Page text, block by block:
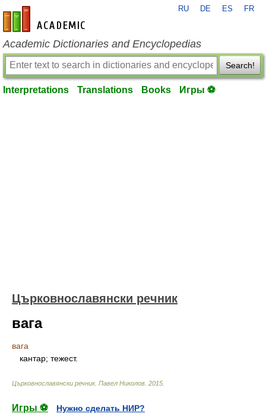
en-academic.com
RU DE ES FR
Academic Dictionaries and Encyclopedias
Search!
Interpretations Translations Books Игры ⚽
Църковнославянски речник
вага
вага
кантар; тежест.
Църковнославянски речник. Павел Николов 2015
Игры ⚽
Нужно сделать НИР?